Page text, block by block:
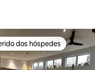
dos hóspedes
dos hóspedes